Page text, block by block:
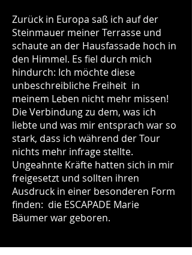
Zurück in Europa saß ich auf der
Steinmauer meiner Terrasse und
schaute an der Hausfassade hoch in
den Himmel. Es fiel durch mich
hindurch: Ich möchte diese
unbeschreibliche Freiheit in
meinem Leben nicht mehr missen!
Die Verbindung zu dem, was ich
liebte und was mir entsprach war so
stark, dass ich während der Tour
nichts mehr infrage stellte.
Ungeahnte Kräfte hatten sich in mir
freigesetzt und sollten ihren
Ausdruck in einer besonderen Form
finden: die ESCAPADE Marie
Bäumer war geboren.